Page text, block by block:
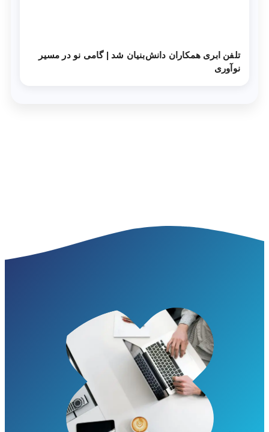
تلفن ابری همکاران دانش‌‌بنیان شد | گامی نو در مسیر
نوآوری